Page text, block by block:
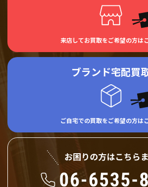
来店してお買取をご希望の方は
ブランド宅配買
ご自宅での買取をご希望の方は